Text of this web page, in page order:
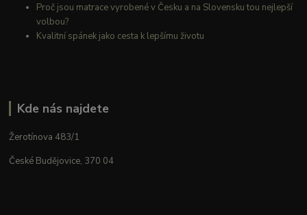
Proč jsou matrace vyrobené v Česku a na Slovensku tou nejlepší
volbou?
Kvalitní spánek jako cesta k lepšímu životu
Kde nás najdete
Žerotínova 483/1
České Budějovice, 370 04